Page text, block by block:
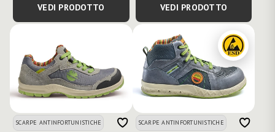
VEDI PRODOTTO VEDI PRODOTTO
SCARPE ANTINFORTUNISTICHE SCARPE ANTINFORTUNISTICHE